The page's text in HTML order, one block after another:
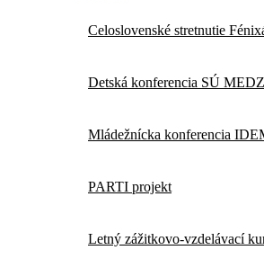
Celoslovenské stretnutie
Detská konferencia SÚ
Mládežnícka konferencia
PARTI projekt
Letný zážitkovo-vzdelávací